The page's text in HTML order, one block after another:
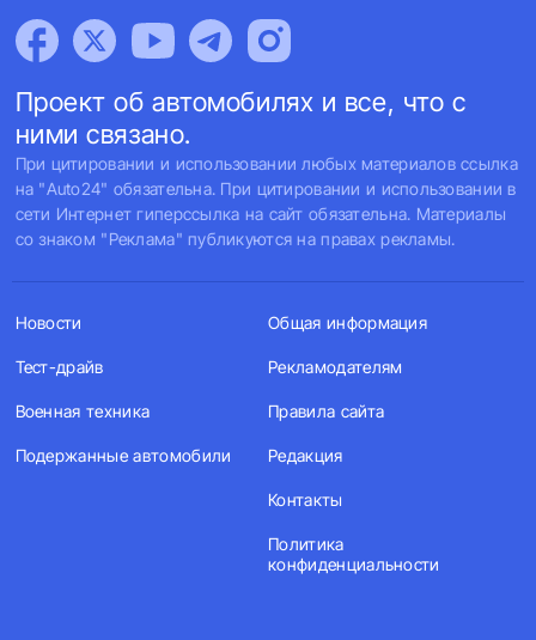
Проект об автомобилях и все, что с
ними связано.
При цитировании и использовании любых материалов ссылка
на "Auto24" обязательна. При цитировании и использовании в
сети Интернет гиперссылка на сайт обязательна. Материалы
со знаком "Реклама" публикуются на правах рекламы.
Новости
Тест-драйв
Военная техника
Подержанные автомобили
Общая информация
Рекламодателям
Правила сайта
Редакция
Контакты
Политика
конфиденциальности